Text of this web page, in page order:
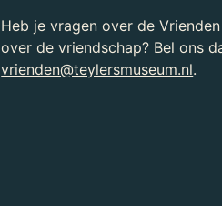
Heb je vragen over de
over de vriendschap? Bel ons
vrienden@teylersmuseum.nl.